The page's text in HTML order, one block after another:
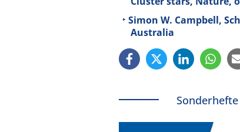
Simon W. Campbell,
Australia
Sonderhefte